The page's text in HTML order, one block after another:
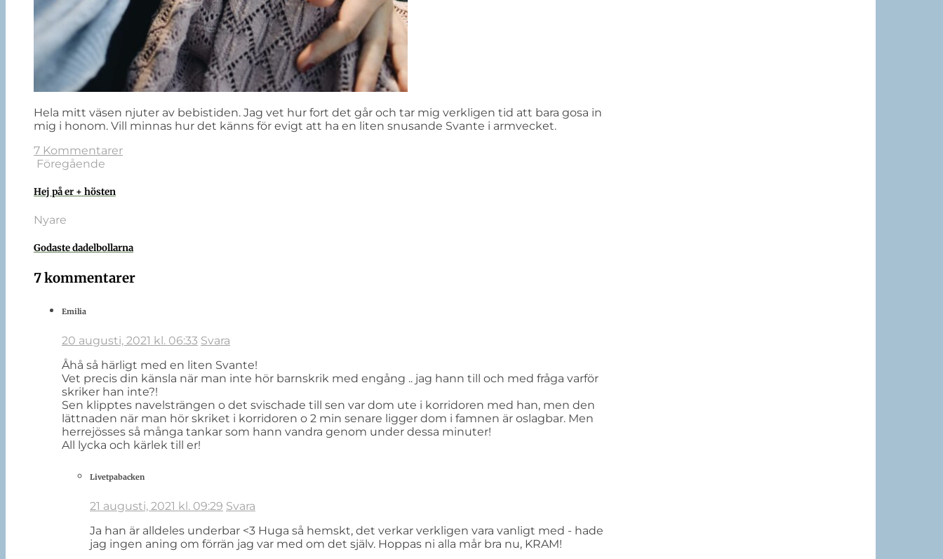
Hela mitt väsen njuter av bebistiden. Jag vet hur fort det går och tar mig verkligen tid att bara gosa in
mig i honom. Vill minnas hur det känns för evigt att ha en liten snusande Svante i armvecket.
7 Kommentarer
Föregående
Hej på er + hösten
Nyare
Godaste dadelbollarna
7 kommentarer
Emilia
20 augusti, 2021 kl. 06:33 Svara
Åhå så härligt med en liten Svante!
Vet precis din känsla när man inte hör barnskrik med engång .. jag hann till och med fråga varför
skriker han inte?!
Sen klipptes navelsträngen o det svischade till sen var dom ute i korridoren med han, men den
lättnaden när man hör skriket i korridoren o 2 min senare ligger dom i famnen är oslagbar. Men
herrejösses så många tankar som hann vandra genom under dessa minuter!
All lycka och kärlek till er!
Livetpabacken
21 augusti, 2021 kl. 09:29 Svara
Ja han är alldeles underbar <3 Huga så hemskt, det verkar verkligen vara vanligt med - hade
jag ingen aning om förrän jag var med om det själv. Hoppas ni alla mår bra nu, KRAM!